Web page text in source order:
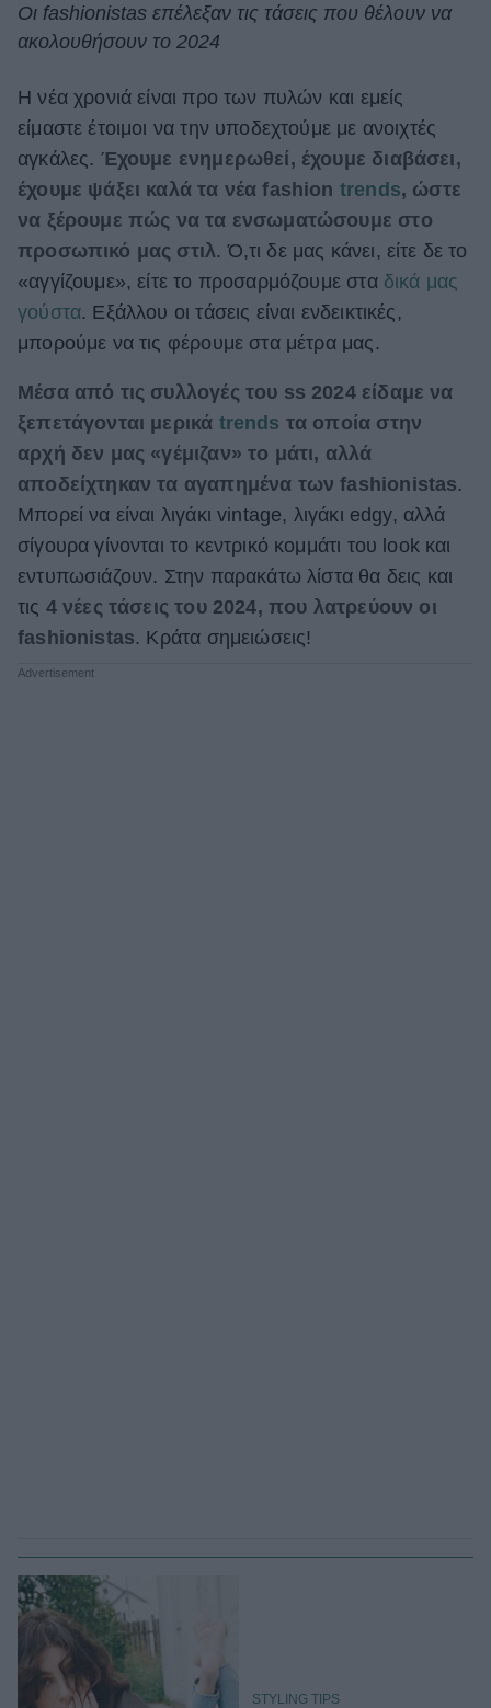
Living
Cooking
Green
Αφιερώματα
ΒΟΞ
Χωρίς Ταμπέλες
Women's Forum
Hautes Grecians
Γάμος
Οι fashionistas επέλεξαν τις τάσεις που θέλουν να
ακολουθήσουν το 2024
Η νέα χρονιά είναι προ των πυλών και εμείς
είμαστε έτοιμοι να την υποδεχτούμε με ανοιχτές
αγκάλες. Έχουμε ενημερωθεί, έχουμε διαβάσει,
έχουμε ψάξει καλά τα νέα fashion trends, ώστε
να ξέρουμε πώς να τα ενσωματώσουμε στο
προσωπικό μας στιλ. Ό,τι δε μας κάνει, είτε δε το
«αγγίζουμε», είτε το προσαρμόζουμε στα δικά μας
γούστα. Εξάλλου οι τάσεις είναι ενδεικτικές,
μπορούμε να τις φέρουμε στα μέτρα μας.
Μέσα από τις συλλογές του ss 2024 είδαμε να
ξεπετάγονται μερικά trends τα οποία στην
αρχή δεν μας «γέμιζαν» το μάτι, αλλά
αποδείχτηκαν τα αγαπημένα των fashionistas.
Μπορεί να είναι λιγάκι vintage, λιγάκι edgy, αλλά
σίγουρα γίνονται το κεντρικό κομμάτι του look και
εντυπωσιάζουν. Στην παρακάτω λίστα θα δεις και
τις 4 νέες τάσεις του 2024, που λατρεύουν οι
fashionistas. Κράτα σημειώσεις!
STYLING TIPS